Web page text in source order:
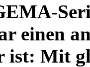
einen
ist: Mit